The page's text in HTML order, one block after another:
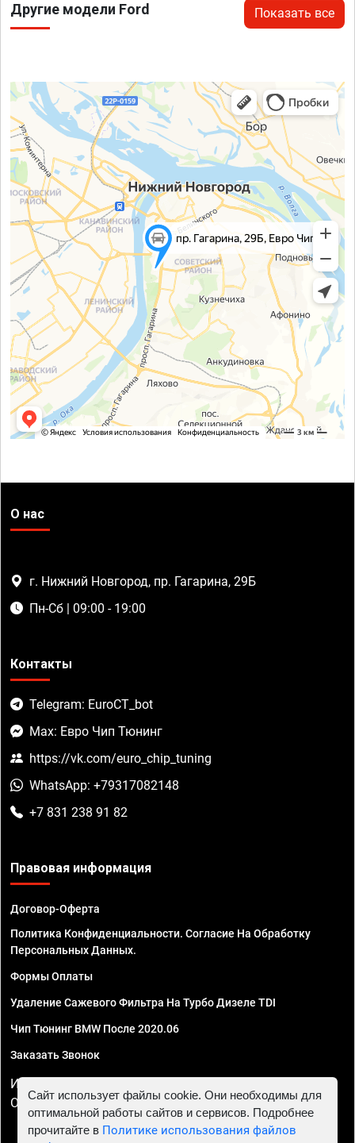
Другие модели Ford Показать все
О нас
г. Нижний Новгород, пр. Гагарина, 29Б
Пн-Сб | 09:00 - 19:00
Контакты
Telegram: EuroCT_bot
Max: Евро Чип Тюнинг
https://vk.com/euro_chip_tuning
WhatsApp: +79317082148
+7 831 238 91 82
Правовая информация
Договор-Оферта
Политика Конфиденциальности. Согласие На Обработку
Персональных Данных.
Формы Оплаты
Удаление Сажевого Фильтра На Турбо Дизеле TDI
Чип Тюнинг BMW После 2020.06
Заказать Звонок
ИП Смирнов Георгий Павлович. ИНН 781302555843,
ОГРНИП 324470400032610
Сайт использует файлы cookie. Они необходимы для
оптимальной работы сайтов и сервисов. Подробнее
прочитайте в Политике использования файлов